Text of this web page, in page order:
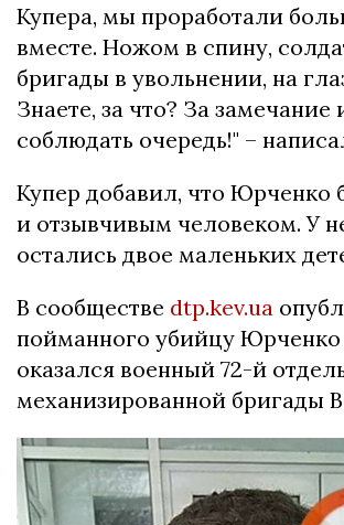
Купера, мы проработали
вместе. Ножом в спину,
бригады в увольнении, на
Знаете, за что? За замечание
соблюдать очередь!" –
Купер добавил, что Юрченко
и отзывчивым человеком. У
остались двое маленьких
В сообществе dtp.kev.ua
пойманного убийцу
оказался военный 72-й
механизированной бригады